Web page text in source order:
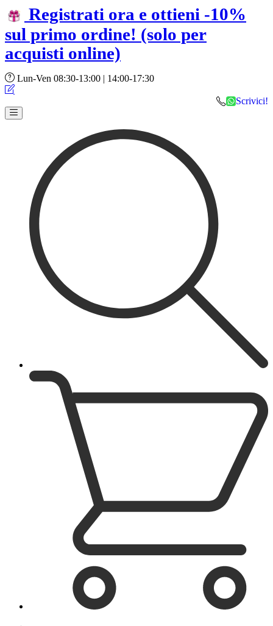
Registrati ora e ottieni -10%
sul primo ordine! (solo per
acquisti online)
Lun-Ven 08:30-13:00 | 14:00-17:30
Scrivici!